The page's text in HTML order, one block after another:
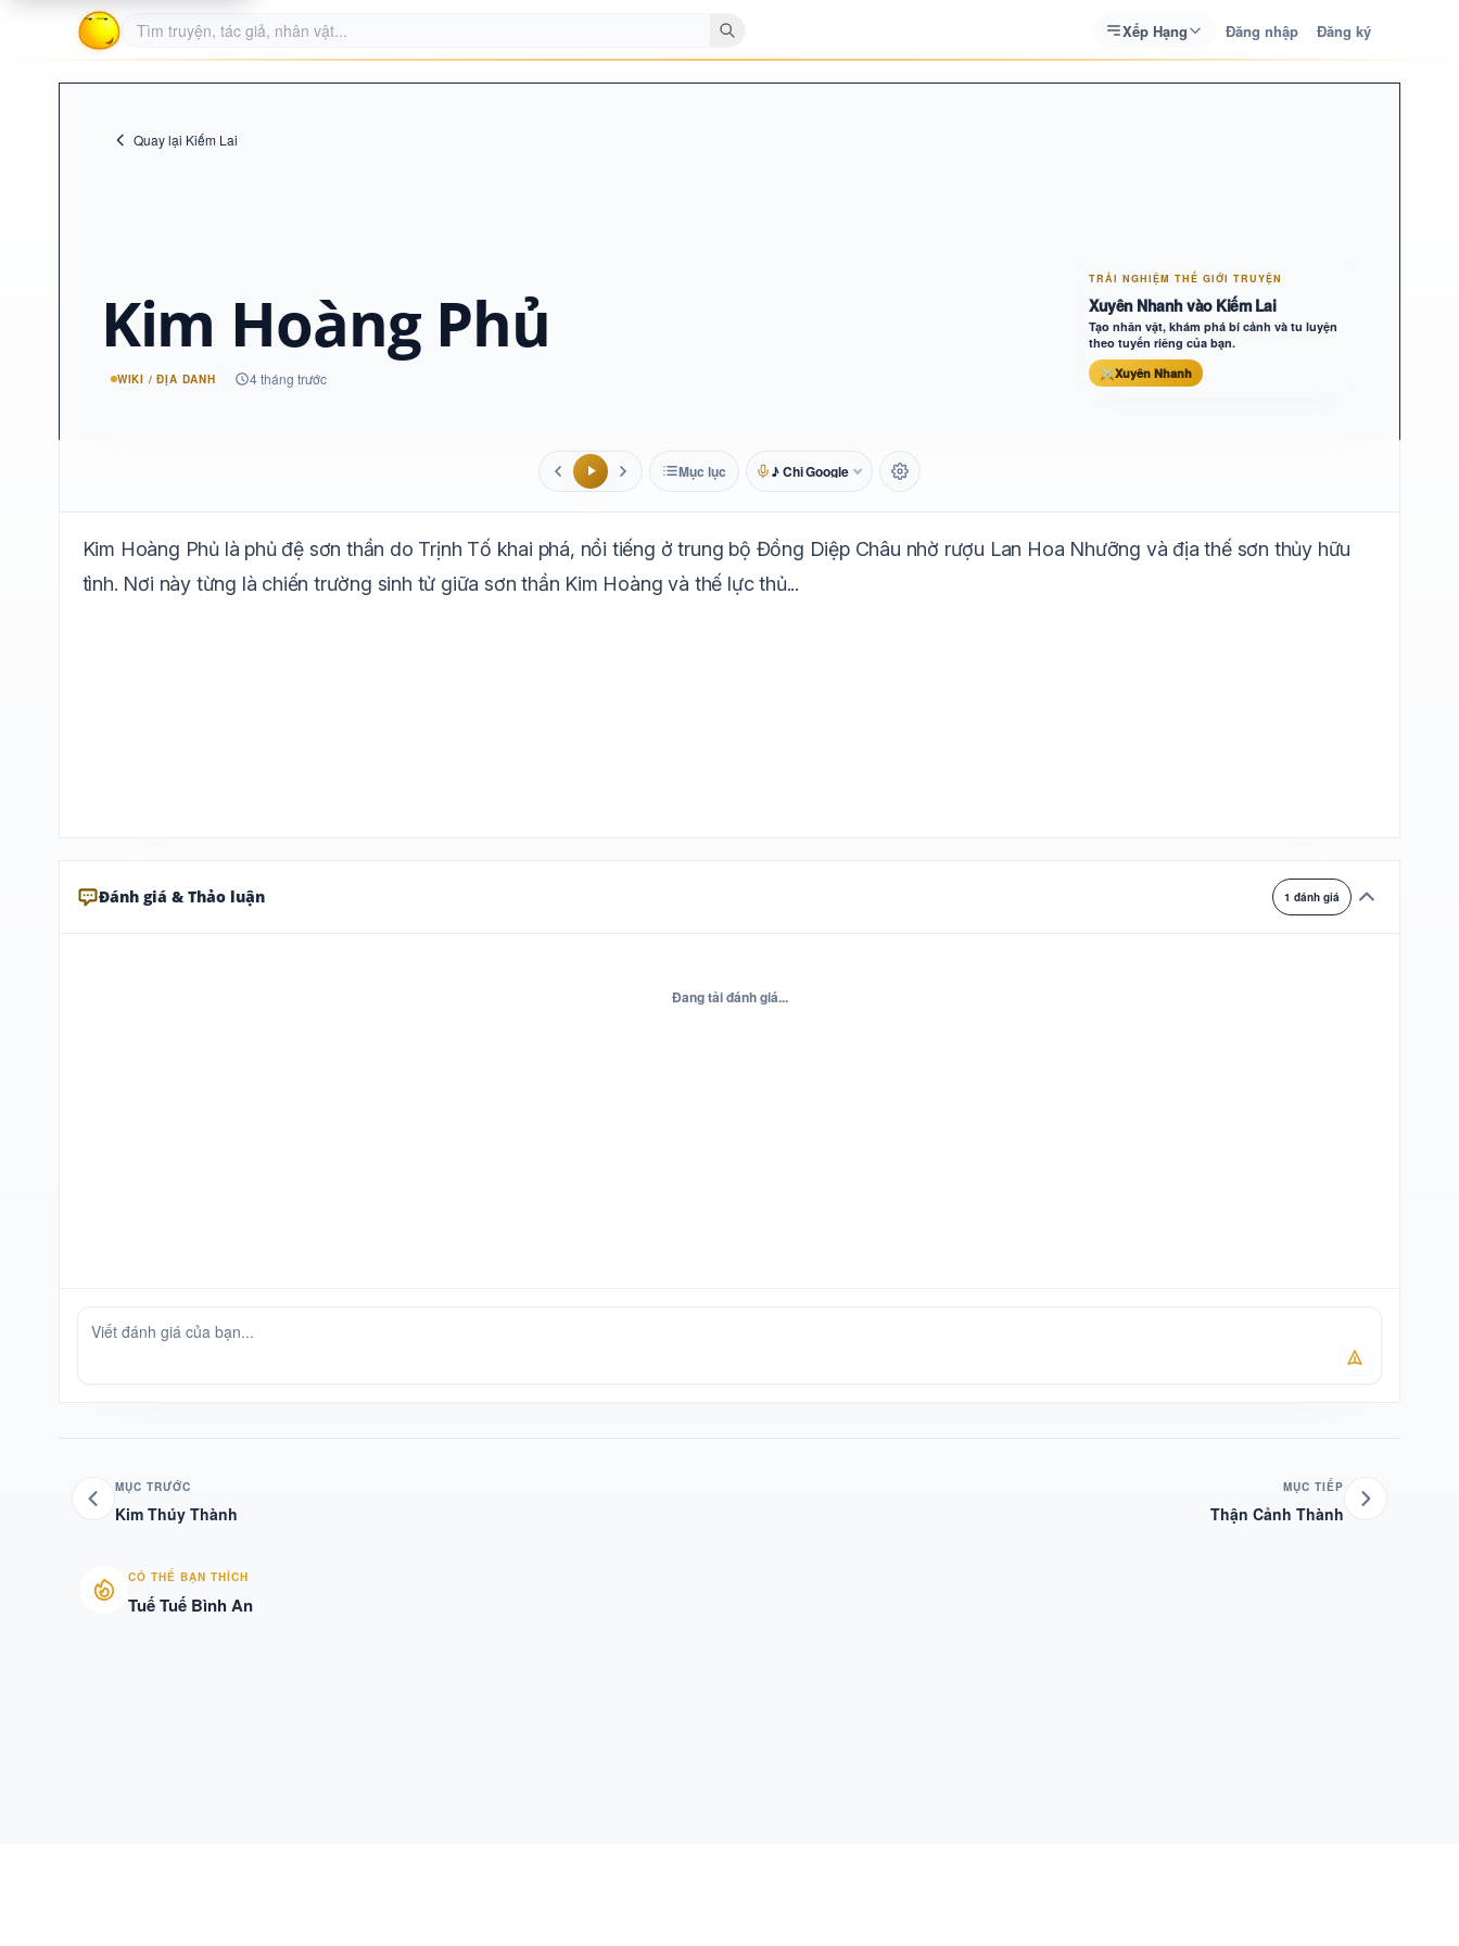
Xếp Hạng Đăng nhập Đăng ký
Quay lại Kiếm Lai
Kim Hoàng Phủ
WIKI / ĐỊA DANH 4 tháng trước
TRẢI NGHIỆM THẾ GIỚI TRUYỆN
Xuyên Nhanh vào Kiếm Lai
Tạo nhân vật, khám phá bí cảnh và tu luyện
theo tuyến riêng của bạn.
⚔Xuyên Nhanh
Mục lục ♪ Chị Google
Trắng Vàng Ghi
Kim Hoàng Phủ là phủ đệ sơn thần do Trịnh Tố khai phá, nổi tiếng ở trung bộ Đồng Diệp Châu nhờ rượu Lan Hoa Nhưỡng và địa thế sơn thủy hữu
tình. Nơi này từng là chiến trường sinh tử giữa sơn thần Kim Hoàng và thế lực thủ...
Đánh giá & Thảo luận 1 đánh giá
Đang tải đánh giá...
MỤC TRƯỚC
Kim Thúy Thành
MỤC TIẾP
Thận Cảnh Thành
CÓ THỂ BẠN THÍCH
Tuế Tuế Bình An